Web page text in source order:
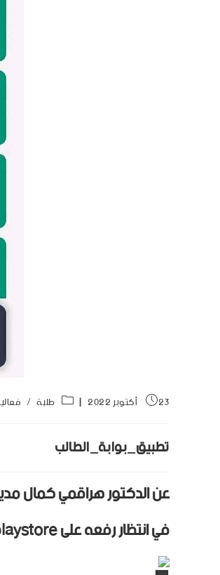
23 أكتوبر 2022 طلبة /
تطبيق_بوابة_الطالب
عن الدكتور هراقمي كمال
في انتظار رفعه على playstore خلال الايام القادمة ان شاء الله